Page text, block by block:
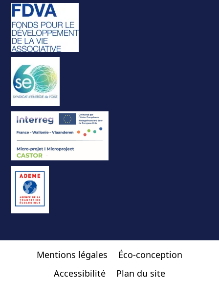
Mentions légales
Éco-conception
Accessibilité
Plan du site